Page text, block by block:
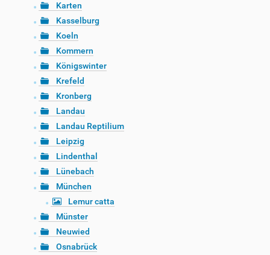
Karten
Kasselburg
Koeln
Kommern
Königswinter
Krefeld
Kronberg
Landau
Landau Reptilium
Leipzig
Lindenthal
Lünebach
München
Lemur catta
Münster
Neuwied
Osnabrück